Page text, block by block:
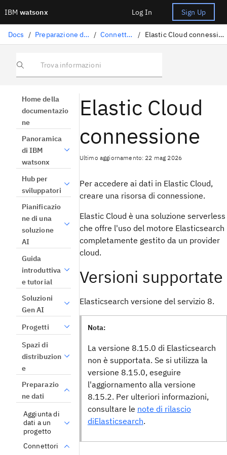
IBM watsonx Log In Sign Up
Docs / Preparazione dati / Connettori / Elastic Cloud connessione
Trova informazioni
Home della
documentazio
ne
Panoramica
di IBM
watsonx
Hub per
sviluppatori
Pianificazio
ne di una
soluzione
AI
Guida
introduttiva
e tutorial
Soluzioni
Gen AI
Progetti
Spazi di
distribuzion
e
Preparazio
ne dati
Aggiunta di
dati a un
progetto
Connettori
Elastic Cloud
connessione
Ultimo aggiornamento: 22 mag 2026
Per accedere ai dati in Elastic Cloud,
creare una risorsa di connessione.
Elastic Cloud è una soluzione serverless
che offre l'uso del motore Elasticsearch
completamente gestito da un provider
cloud.
Versioni supportate
Elasticsearch versione del servizio 8.
Nota:
La versione 8.15.0 di Elasticsearch
non è supportata. Se si utilizza la
versione 8.15.0, eseguire
l'aggiornamento alla versione
8.15.2. Per ulteriori informazioni,
consultare le note di rilascio
diElasticsearch.